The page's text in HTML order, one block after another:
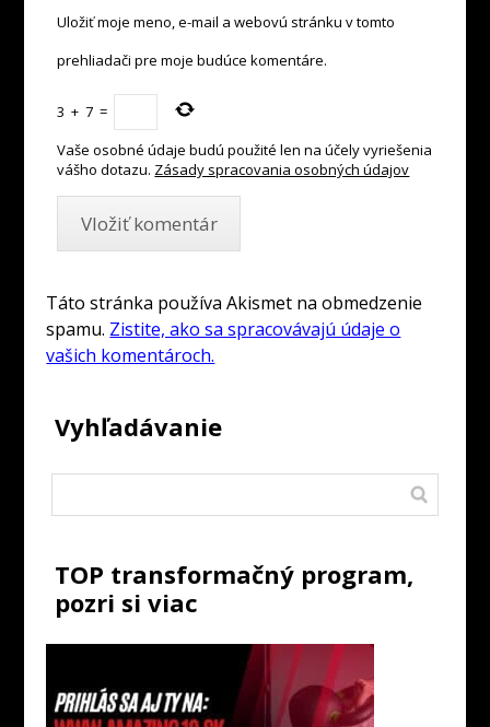
Uložiť moje meno, e-mail a webovú stránku v tomto
prehliadači pre moje budúce komentáre.
3 + 7 =
Vaše osobné údaje budú použité len na účely vyriešenia
vášho dotazu. Zásady spracovania osobných údajov
Táto stránka používa Akismet na obmedzenie
spamu. Zistite, ako sa spracovávajú údaje o
vašich komentároch.
Vyhľadávanie
TOP transformačný program,
pozri si viac